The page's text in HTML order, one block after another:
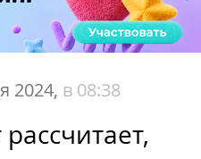
2024, в 08:38